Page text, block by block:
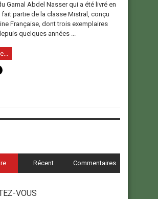
Gamal Abdel Nasser qui a été livré en
fait partie de la classe Mistral, conçu
Française, dont trois exemplaires
quelques années ...
Récent Commentaires
VOUS